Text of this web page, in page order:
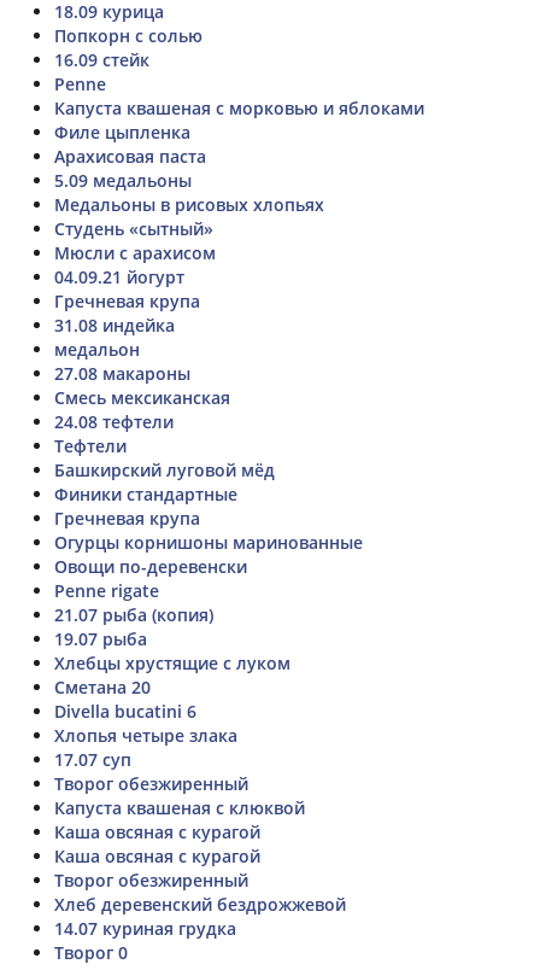
18.09 курица
Попкорн с солью
16.09 стейк
Penne
Капуста квашеная с морковью и яблоками
Филе цыпленка
Арахисовая паста
5.09 медальоны
Медальоны в рисовых хлопьях
Студень «сытный»
Мюсли с арахисом
04.09.21 йогурт
Гречневая крупа
31.08 индейка
медальон
27.08 макароны
Смесь мексиканская
24.08 тефтели
Тефтели
Башкирский луговой мёд
Финики стандартные
Гречневая крупа
Огурцы корнишоны маринованные
Овощи по-деревенски
Penne rigate
21.07 рыба (копия)
19.07 рыба
Хлебцы хрустящие с луком
Сметана 20
Divella bucatini 6
Хлопья четыре злака
17.07 суп
Творог обезжиренный
Капуста квашеная с клюквой
Каша овсяная с курагой
Каша овсяная с курагой
Творог обезжиренный
Хлеб деревенский бездрожжевой
14.07 куриная грудка
Творог 0